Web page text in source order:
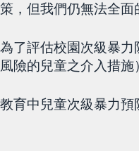
，但我們仍無法全面
了評估校園次級暴
險的兒童之介入措施
育中兒童次級暴力